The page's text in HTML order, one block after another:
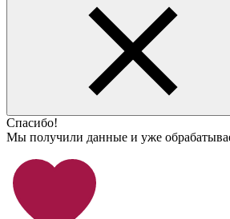
Спасибо!
Мы получили данные и уже